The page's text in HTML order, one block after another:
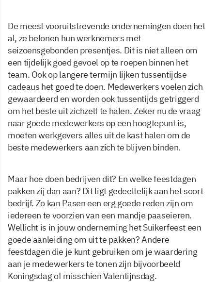
De meest vooruitstrevende ondernemingen doen het
al, ze belonen hun werknemers met
seizoensgebonden presentjes. Dit is niet alleen om
een tijdelijk goed gevoel op te roepen binnen het
team. Ook op langere termijn lijken tussentijdse
cadeaus het goed te doen. Medewerkers voelen zich
gewaardeerd en worden ook tussentijds getriggerd
om het beste uit zichzelf te halen. Zeker nu de vraag
naar goede medewerkers op een hoogtepunt is,
moeten werkgevers alles uit de kast halen om de
beste medewerkers aan zich te blijven binden.
Maar hoe doen bedrijven dit? En welke feestdagen
pakken zij dan aan? Dit ligt gedeeltelijk aan het soort
bedrijf. Zo kan Pasen een erg goede reden zijn om
iedereen te voorzien van een mandje paaseieren.
Wellicht is in jouw onderneming het Suikerfeest een
goede aanleiding om uit te pakken? Andere
feestdagen die je kunt gebruiken om je waardering
aan je medewerkers te tonen zijn bijvoorbeeld
Koningsdag of misschien Valentijnsdag.